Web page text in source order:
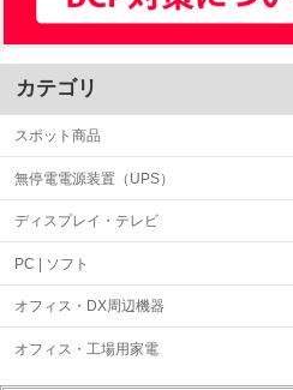
カテゴリ
スポット商品
無停電電源装置（UPS）
ディスプレイ・テレビ
PC | ソフト
オフィス・DX周辺機器
オフィス・工場用家電